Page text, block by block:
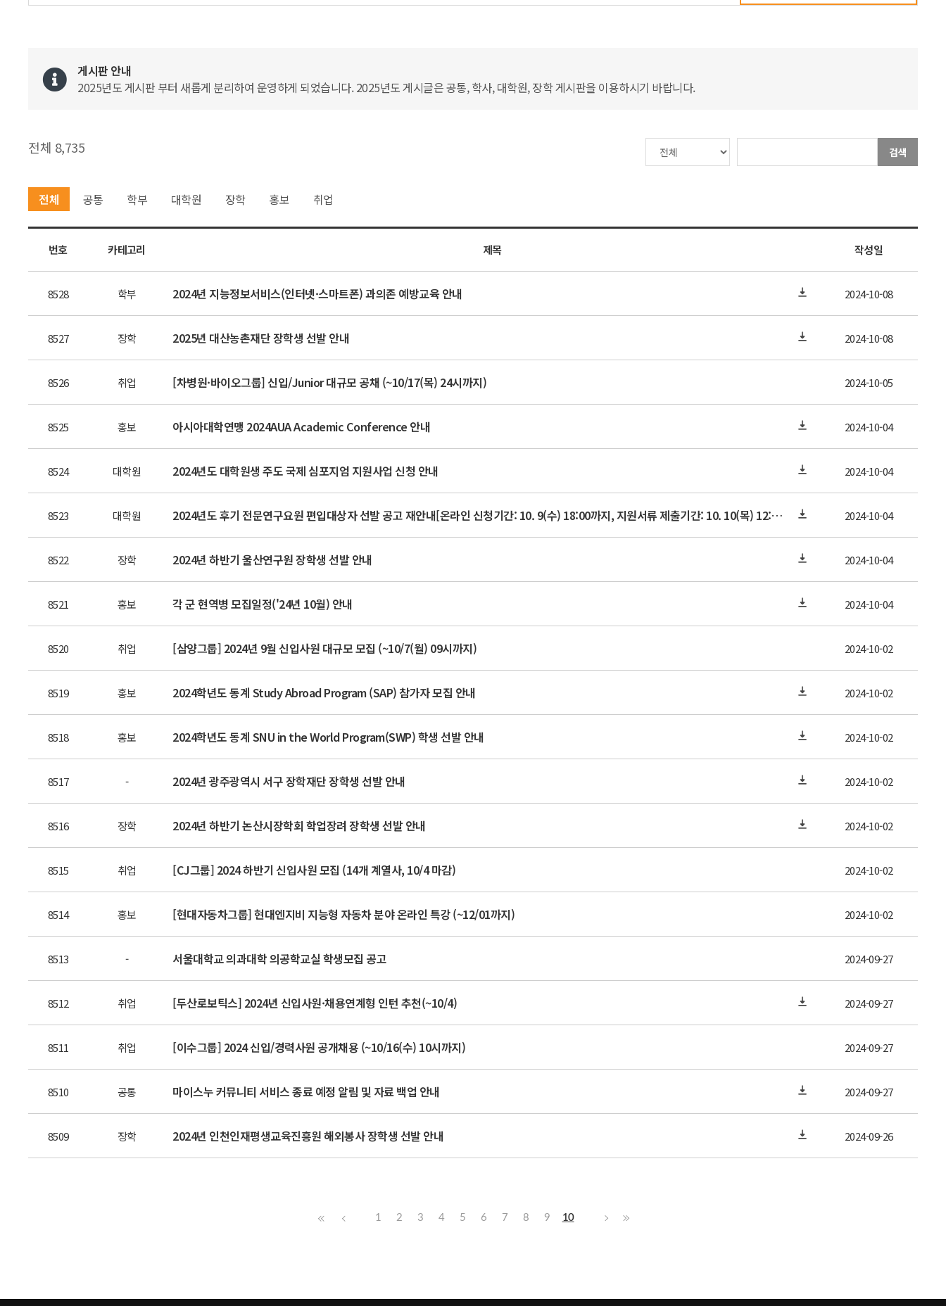
게시판 안내
2025년도 게시판 부터 새롭게 분리하여 운영하게 되었습니다. 2025년도 게시글은 공통, 학사, 대학원, 장학 게시판을 이용하시기 바랍니다.
전체 8,735 검색
전체 공통 학부 대학원 장학 홍보 취업
번호 카테고리 제목 작성일
8528 학부 2024년 지능정보서비스(인터넷·스마트폰) 과의존 예방교육 안내 2024-10-08
8527 장학 2025년 대산농촌재단 장학생 선발 안내 2024-10-08
8526 취업 [차병원·바이오그룹] 신입/Junior 대규모 공채 (~10/17(목) 24시까지) 2024-10-05
8525 홍보 아시아대학연맹 2024AUA Academic Conference 안내 2024-10-04
8524 대학원 2024년도 대학원생 주도 국제 심포지엄 지원사업 신청 안내 2024-10-04
8523 대학원 2024년도 후기 전문연구요원 편입대상자 선발 공고 재안내[온라인 신청기간: 10. 9(수) 18:00까지, 지원서류 제출기간: 10. 10(목) 12:00까지] 2024-10-04
8522 장학 2024년 하반기 울산연구원 장학생 선발 안내 2024-10-04
8521 홍보 각 군 현역병 모집일정('24년 10월) 안내 2024-10-04
8520 취업 [삼양그룹] 2024년 9월 신입사원 대규모 모집 (~10/7(월) 09시까지) 2024-10-02
8519 홍보 2024학년도 동계 Study Abroad Program (SAP) 참가자 모집 안내 2024-10-02
8518 홍보 2024학년도 동계 SNU in the World Program(SWP) 학생 선발 안내 2024-10-02
8517 - 2024년 광주광역시 서구 장학재단 장학생 선발 안내 2024-10-02
8516 장학 2024년 하반기 논산시장학회 학업장려 장학생 선발 안내 2024-10-02
8515 취업 [CJ그룹] 2024 하반기 신입사원 모집 (14개 계열사, 10/4 마감) 2024-10-02
8514 홍보 [현대자동차그룹] 현대엔지비 지능형 자동차 분야 온라인 특강 (~12/01까지) 2024-10-02
8513 - 서울대학교 의과대학 의공학교실 학생모집 공고 2024-09-27
8512 취업 [두산로보틱스] 2024년 신입사원·채용연계형 인턴 추천(~10/4) 2024-09-27
8511 취업 [이수그룹] 2024 신입/경력사원 공개채용 (~10/16(수) 10시까지) 2024-09-27
8510 공통 마이스누 커뮤니티 서비스 종료 예정 알림 및 자료 백업 안내 2024-09-27
8509 장학 2024년 인천인재평생교육진흥원 해외봉사 장학생 선발 안내 2024-09-26
1 2 3 4 5 6 7 8 9 10